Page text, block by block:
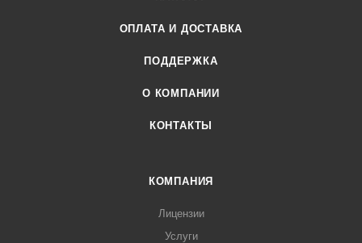
ОПЛАТА И ДОСТАВКА
ПОДДЕРЖКА
О КОМПАНИИ
КОНТАКТЫ
КОМПАНИЯ
Лицензии
Услуги